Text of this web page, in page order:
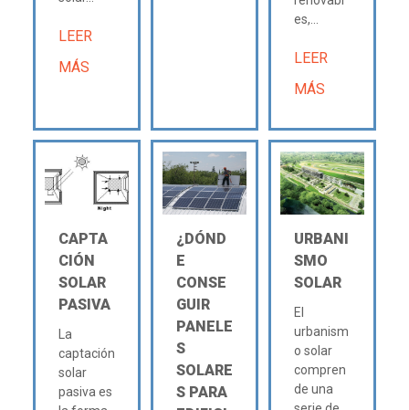
LEER
MÁS
es,...
LEER
MÁS
CAPTA
CIÓN
SOLAR
PASIVA
La
captación
solar
pasiva es
¿DÓND
E
CONSE
GUIR
PANELE
S
SOLARE
S PARA
URBANI
SMO
SOLAR
El
urbanism
o solar
compren
de una